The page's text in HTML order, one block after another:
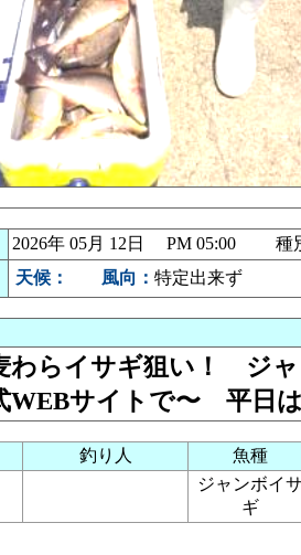
2026年 05月 12日 PM 05:00 種
天候： 風向： 特定出来ず
わらイサギ狙い！ ジ
WEBサイトで〜 平日
釣り人
魚種
ジャンボイ
ギ